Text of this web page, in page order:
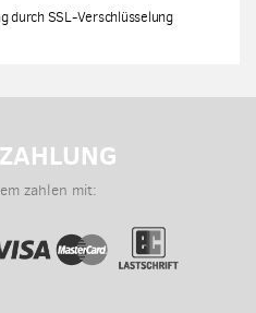
durch SSL-Verschlüsselung
zahlen mit: